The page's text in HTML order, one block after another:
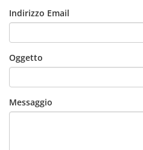
Indirizzo Email
Oggetto
Messaggio